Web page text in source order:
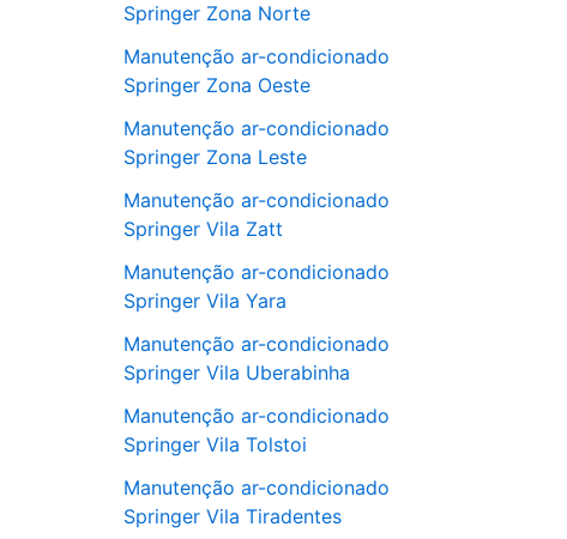
Springer Zona Norte
Manutenção ar-condicionado
Springer Zona Oeste
Manutenção ar-condicionado
Springer Zona Leste
Manutenção ar-condicionado
Springer Vila Zatt
Manutenção ar-condicionado
Springer Vila Yara
Manutenção ar-condicionado
Springer Vila Uberabinha
Manutenção ar-condicionado
Springer Vila Tolstoi
Manutenção ar-condicionado
Springer Vila Tiradentes